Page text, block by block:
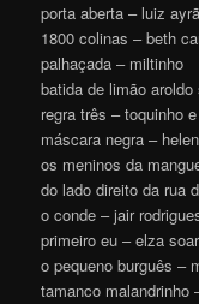
porta aberta – luiz
1800 colinas – beth
palhaçada – miltinho
batida de limão aroldo
regra três – toquinho
máscara negra –
os meninos da
do lado direito da rua
o conde – jair
primeiro eu – elza
o pequeno burguês –
tamanco malandrinho